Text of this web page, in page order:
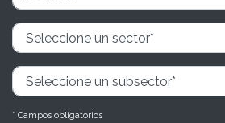
* Campos obligatorios